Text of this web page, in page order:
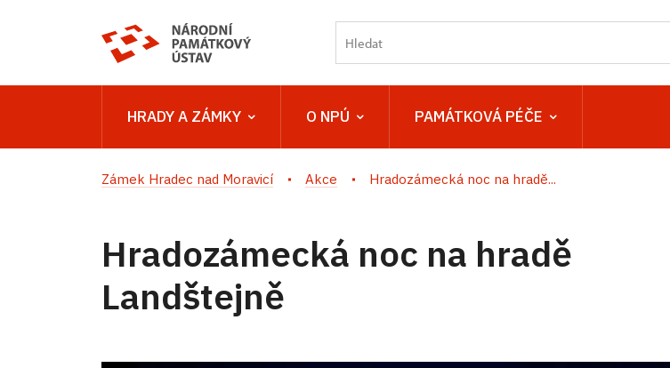
HRADY A ZÁMKY O NPÚ PAMÁTKOVÁ PÉČE
Zámek Hradec nad Moravicí Akce Hradozámecká noc na hradě...
Hradozámecká noc na hradě
Landštejně